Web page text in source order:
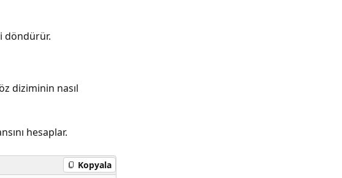
döndürür.
diziminin nasıl
hesaplar.
Kopyala